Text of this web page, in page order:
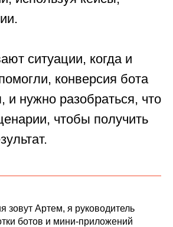
ситуации, когда и
конверсия бота
и нужно разобраться, что
чтобы получить
зовут Артем, я руководитель
ботов и мини-приложений